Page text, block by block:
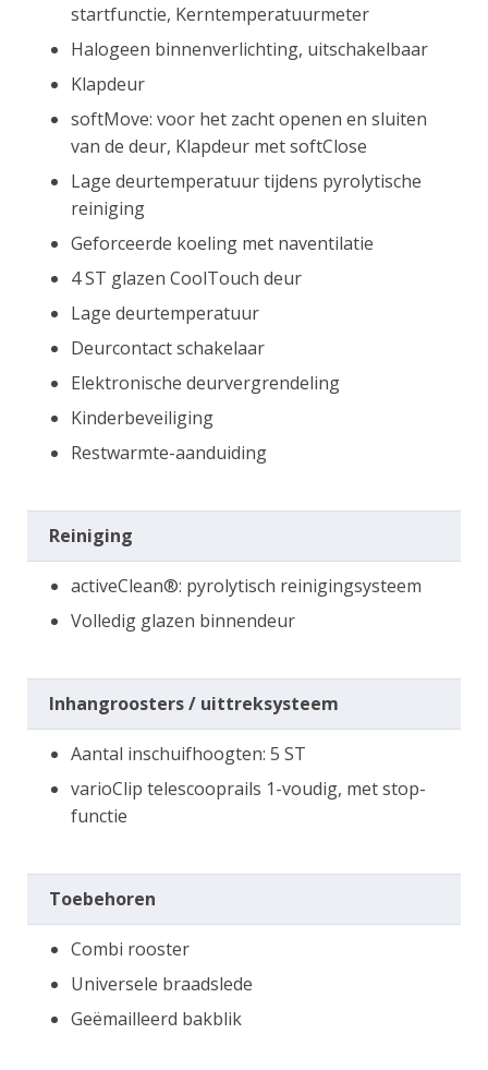
startfunctie, Kerntemperatuurmeter
Halogeen binnenverlichting, uitschakelbaar
Klapdeur
softMove: voor het zacht openen en sluiten
van de deur, Klapdeur met softClose
Lage deurtemperatuur tijdens pyrolytische
reiniging
Geforceerde koeling met naventilatie
4 ST glazen CoolTouch deur
Lage deurtemperatuur
Deurcontact schakelaar
Elektronische deurvergrendeling
Kinderbeveiliging
Restwarmte-aanduiding
Reiniging
activeClean®: pyrolytisch reinigingsysteem
Volledig glazen binnendeur
Inhangroosters / uittreksysteem
Aantal inschuifhoogten: 5 ST
varioClip telescooprails 1-voudig, met stop-
functie
Toebehoren
Combi rooster
Universele braadslede
Geëmailleerd bakblik